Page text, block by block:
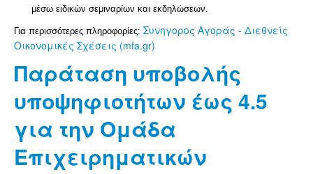
μέσω ειδικών σεμιναρίων και εκδηλώσεων.
Για περισσότερες πληροφορίες: Συνηγορος Αγοράς - Διεθνείς
Οικονομικές Σχέσεις (mfa.gr)
Παράταση υποβολής
υποψηφιοτήτων έως 4.5
για την Ομάδα
Επιχειρηματικών